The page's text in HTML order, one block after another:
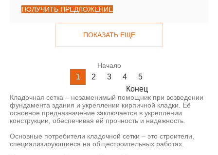
ПОЛУЧИТЬ ПРЕДЛОЖЕНИЕ
ПОКАЗАТЬ ЕЩЕ
Начало
1 2 3 4
5
Конец
Кладочная сетка – незаменимый помощник при возведении
фундамента здания и укреплении кирпичной кладки. Её
основное предназначение заключается в укреплении
конструкции, обеспечивая ей прочность и надежность.
Основные потребители кладочной сетки – это строители,
специализирующиеся на общестроительных работах.